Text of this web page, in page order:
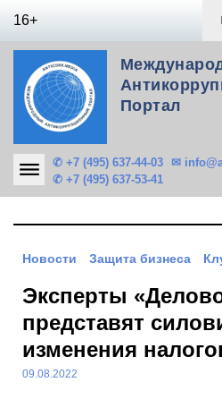
16+
Портал
✆ +7 (495) 637-44-03
✆ +7 (495) 637-53-41
✉
Новости Защита бизнеса
Эксперты
представят
изменения
09.08.2022